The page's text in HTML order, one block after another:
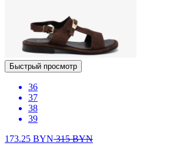
Быстрый просмотр
36
37
38
39
173.25 BYN315BYN